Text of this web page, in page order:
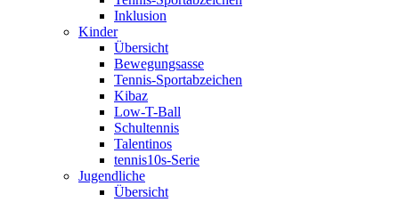
Inklusion
Kinder
Übersicht
Bewegungsasse
Tennis-Sportabzeichen
Kibaz
Low-T-Ball
Schultennis
Talentinos
tennis10s-Serie
Jugendliche
Übersicht